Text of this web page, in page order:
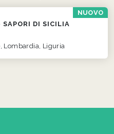
NUOVO
SAPORI DI SICILIA
Lombardia, Liguria